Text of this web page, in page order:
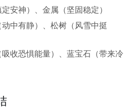
安神）、金属（坚固稳定）
中有静）、松树（风雪中挺
收恐惧能量）、蓝宝石（带来冷